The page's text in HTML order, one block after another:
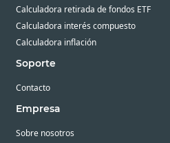
Calculadora retirada de fondos ETF
Calculadora interés compuesto
Calculadora inflación
Soporte
Contacto
Empresa
Sobre nosotros